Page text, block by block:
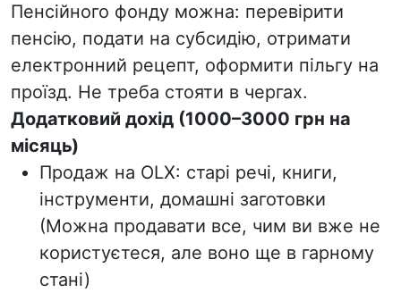
Пенсійного фонду можна: перевірити
пенсію, подати на субсидію, отримати
електронний рецепт, оформити пільгу на
проїзд. Не треба стояти в чергах.
Додатковий дохід (1000–3000 грн на
місяць)
Продаж на OLX: старі речі, книги,
інструменти, домашні заготовки
(Можна продавати все, чим ви вже не
користуєтеся, але воно ще в гарному
стані)